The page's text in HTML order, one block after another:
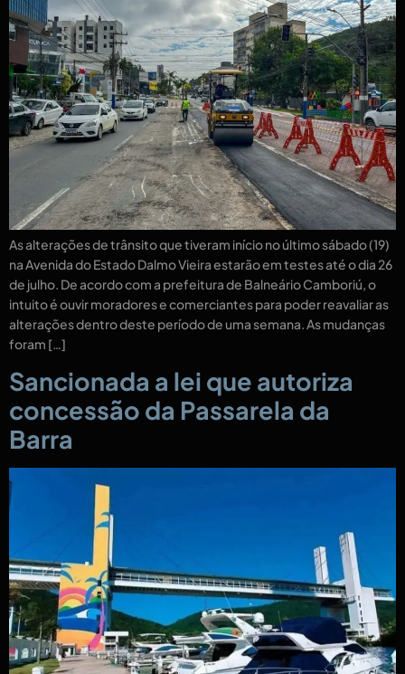
As alterações de trânsito que tiveram início no último sábado (19)
na Avenida do Estado Dalmo Vieira estarão em testes até o dia 26
de julho. De acordo com a prefeitura de Balneário Camboriú, o
intuito é ouvir moradores e comerciantes para poder reavaliar as
alterações dentro deste período de uma semana. As mudanças
foram […]
Sancionada a lei que autoriza
concessão da Passarela da
Barra